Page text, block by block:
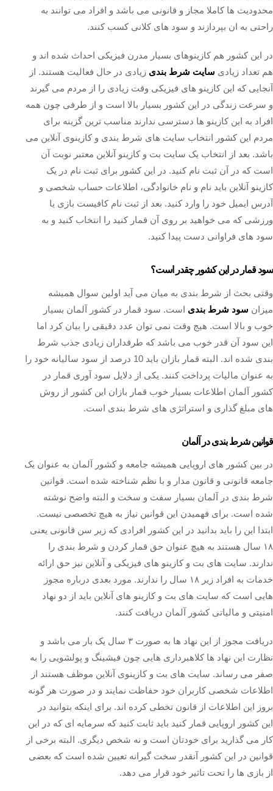
محدودیت ها کاملا مجاز و قانونی می باشد و افراد می توانند به
راحتی به ان بپردازند و سود های کلانی کسب کنند.
در این کشور هم کازینوهای بسیار مدرن فیزیکی احداث شده اند و
هم تعداد زیادی سایت شرط بندی زیادی در حال فعالیت هستند. از
آنجایی که این کازینو های فیزیکی وقت زیادی را از مردم می گیرند
و سرعت زندگی در این کشور بسیار بالا است و از طرفی چون همه
افراد به این کازینو ها دسترسی ندارند مناسب ترین گزینه برای
مردم این کشور انتخاب سایت های شرط بندی و کازینوی آنلاین می
باشد. بعد از انتخاب یک سایت بت و کازینو آنلاین معتبر نوبت آن
است که در آن ثبت نام کنید‌. در این کشور برای ثبت نام در یک
کازینو آنلاین باید نام و نام خانوادگی، اطلاعات حساب شخصی و
آدرس ایمیل خود را وارد کنید. بعد از ثبت نام کافیست بازی یا
ورزشی که می خواهید بر روی آن قمار کنید را انتخاب کنید و به
سود های فراوانی دست‌ پیدا کنید.
سود قمار در این کشور چقدر است؟
وقتی بحث از شرط بندی به میان می آید اولین سوال همیشه
میزان سود شرط بندی است. سود قمار در کشور آلمان بسیار
خوب و بالا است. هیج وقت نمی توان عدد دقیقی را بیان کرد اما
این سود آن قدر خوب می باشد که طرفداران زیادی جذب شرط
بندی شده اند. البته قمار بازان باید 10 درصد از سود سالیانه خود را
به عنوان مالیات پرداخت کنند. یکی از دلایل سود آوری قمار در
کشور آلمان اطلاعات بسیار خوب قمار بازان این کشور از روش
های مبلغ گذاری و استراتژی های شرط بندی است.
قوانین شرط بندی در آلمان
در بین کشور های اروپایی همیشه جامعه و کشور آلمان به عنوان یک
جامعه قانونی و قانون مدار و با نظم شناخته شده است. قوانین
شرط بندی در آلمان بسیار سفت و سخت و البته واضح نوشته
شده است. برای فهمیدن این قوانین نیاز به هیچ تخصصی نیست.
ابتدا این را باید بدانید در این کشور افرادی که زیر سن قانونی یعنی
۱۸ سال هستند به هیچ عنوان حق قمار کردن و شرط بندی را
ندارند. سایت های بت و کازینو های فیزیکی و آنلاین نیز حق ارائه
خدمات به افراد زیر ۱۸ سال را ندارند. مورد بعدی درباره مجوز
هایی است که سایت های بت و کازینو های آنلاین باید از دو نهاد
امنیتی و مالیاتی کشور آلمان دریافت کنند.
دریافت مجوز از این نهاد ها به صورت ۳ سال یک بار می باشد و
نظارت این نهاد ها کلاهبرداری هایی چون فیشینگ و پولشویی را به
صفر می رساند. سایت های بت و کازینوی آنلاین موظف هستند از
اطلاعات شخصی کاربران خود حفاظت نمایند و در صورت هر گونه
بروز این اطلاعات از قانون تخطی کرده اند. برای اینکه بتوانید در
این کشور اروپایی قمار کنید باید ثابت کنید که سرمایه ای که در این
کار می گذارید برای خودتان است و نه شخص دیگری. البته برخی از
قوانین در این کشور آنقدر سخت گیرانه تعیین شده است که بعضی
از بازی ها را تحت تاثیر خود قرار می دهد.